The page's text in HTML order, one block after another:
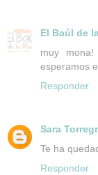
El Baúl de
muy
esperamos
Responder
Sara
Te ha
Responder